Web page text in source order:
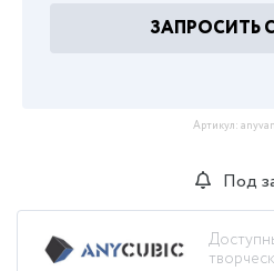
Под
ЗАПРОСИТЬ
Артикул: